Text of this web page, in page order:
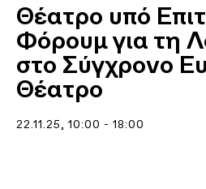
Θέατρο υπό
Φόρουμ για τη
στο Σύγχρονο
Θέατρο
22.11.25 , 10:00 - 18:00